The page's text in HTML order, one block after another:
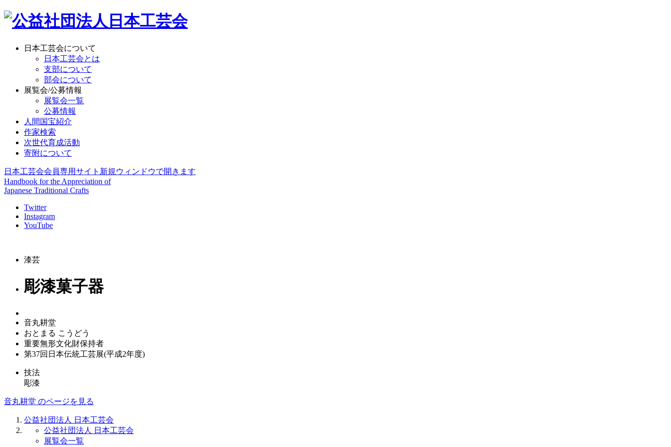
日本工芸会について
日本工芸会とは
支部について
部会について
展覧会/公募情報
展覧会一覧
公募情報
人間国宝紹介
作家検索
次世代育成活動
寄附について
日本工芸会会員専用サイト 新規ウィンドウで開きます
Handbook for the Appreciation of
Japanese Traditional Crafts
Twitter
Instagram
YouTube
漆芸
彫漆菓子器
音丸耕堂
おとまる こうどう
重要無形文化財保持者
第37回日本伝統工芸展(平成2年度)
技法
彫漆
音丸耕堂 のページを見る
公益社団法人 日本工芸会
公益社団法人 日本工芸会
展覧会一覧